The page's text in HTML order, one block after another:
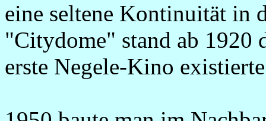
eine seltene Kontinuität in
"Citydome" stand ab 1920
erste Negele-Kino